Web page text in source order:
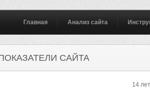
Главная Анализ сайта
САЙТА
14 лет